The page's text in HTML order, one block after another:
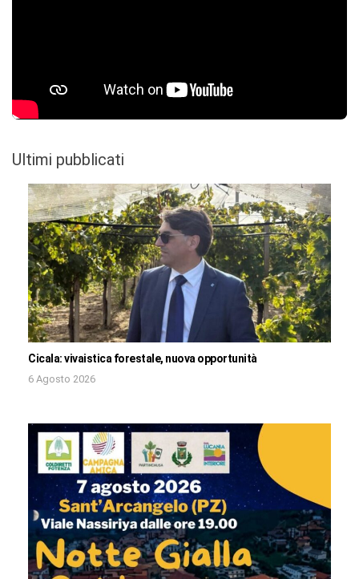
Ultimi pubblicati
Cicala: vivaistica forestale, nuova opportunità
6 Agosto 2026